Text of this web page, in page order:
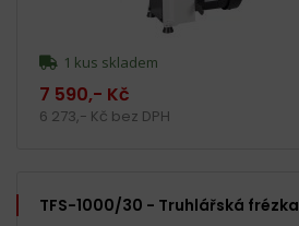
1 kus skladem
7 590,- Kč
6 273,- Kč bez DPH
TFS-1000/30 - Truhlářská frézka